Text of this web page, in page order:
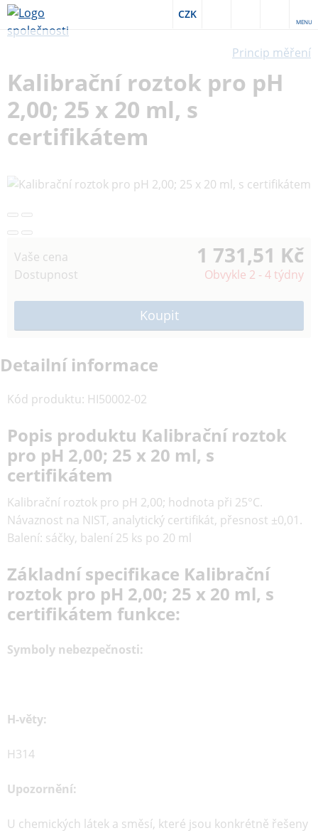
CZK
MENU
Princip měření
Kalibrační roztok pro pH
2,00; 25 x 20 ml, s
certifikátem
Vaše cena 1 731,51 Kč
Dostupnost Obvykle 2 - 4 týdny
Detailní informace
Kód produktu: HI50002-02
Popis produktu Kalibrační roztok
pro pH 2,00; 25 x 20 ml, s
certifikátem
Kalibrační roztok pro pH 2,00; hodnota při 25°C.
Návaznost na NIST, analytický certifikát, přesnost ±0,01.
Balení: sáčky, balení 25 ks po 20 ml
Základní specifikace Kalibrační
roztok pro pH 2,00; 25 x 20 ml, s
certifikátem funkce:
Symboly nebezpečnosti:
H-věty:
H314
Upozornění:
U chemických látek a směsí, které jsou konkrétně řešeny